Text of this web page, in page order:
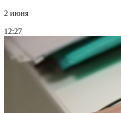
2 июня
12:27